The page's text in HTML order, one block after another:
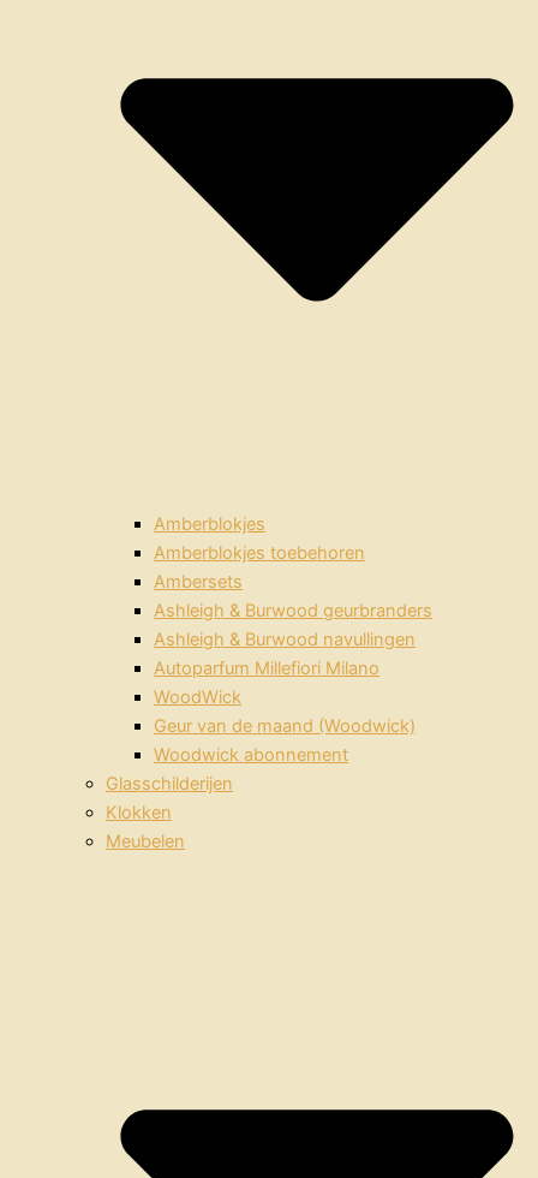
Amberblokjes
Amberblokjes toebehoren
Ambersets
Ashleigh & Burwood geurbranders
Ashleigh & Burwood navullingen
Autoparfum Millefiori Milano
WoodWick
Geur van de maand (Woodwick)
Woodwick abonnement
Glasschilderijen
Klokken
Meubelen